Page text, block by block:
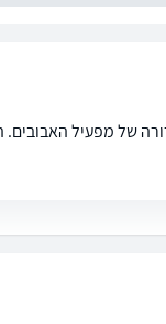
של מפעיל